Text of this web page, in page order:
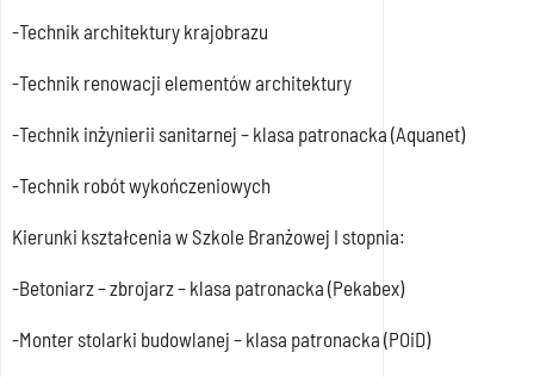
-Technik architektury krajobrazu
-Technik renowacji elementów architektury
-Technik inżynierii sanitarnej – klasa patronacka (Aquanet)
-Technik robót wykończeniowych
Kierunki kształcenia w Szkole Branżowej I stopnia:
-Betoniarz – zbrojarz – klasa patronacka (Pekabex)
-Monter stolarki budowlanej – klasa patronacka (POiD)